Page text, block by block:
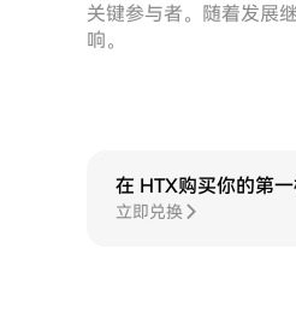
关键参与者。随着发展
响。
在 HTX购买你的第
立即兑换